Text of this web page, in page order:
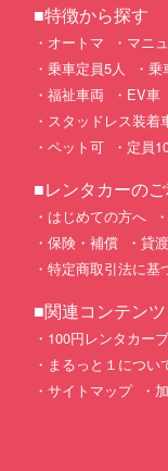
■特徴から探す
オートマ マニ
乗車定員5人
乗
福祉車両
EV車
スタッドレス装着
ペット可
定員
■レンタカーの
はじめての方へ
保険・補償
貸
特定商取引法に基
■関連コンテンツ
100円レンタカー
まるっと１につい
サイトマップ